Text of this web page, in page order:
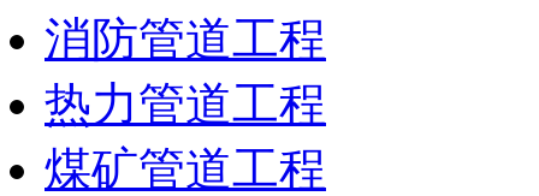
消防管道工程
热力管道工程
煤矿管道工程